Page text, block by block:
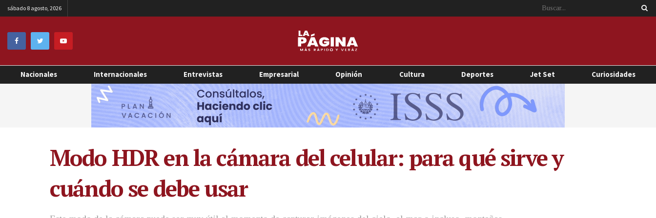
sábado 8 agosto, 2026
Nacionales Internacionales Entrevistas Empresarial Opinión Cultura Deportes Jet Set Curiosidades
Modo HDR en la cámara del celular: para qué sirve y
cuándo se debe usar